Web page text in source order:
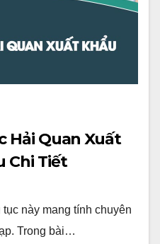
Hải Quan Xuất
Chi Tiết
này mang tính chuyên
Trong bài…